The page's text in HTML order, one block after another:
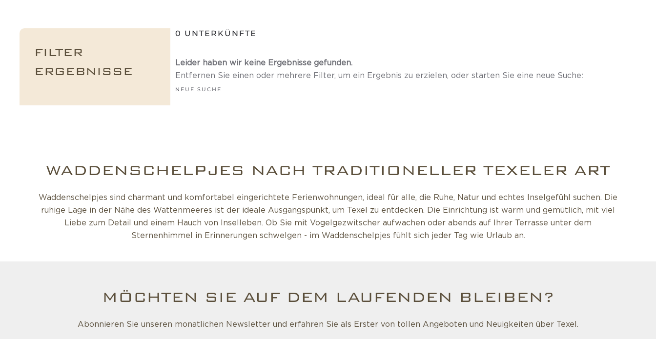
FILTER
ERGEBNISSE
0 UNTERKÜNFTE
Leider haben wir keine Ergebnisse gefunden.
Entfernen Sie einen oder mehrere Filter, um ein Ergebnis zu erzielen, oder starten Sie eine neue Suche:
NEUE SUCHE
WADDENSCHELPJES NACH TRADITIONELLER TEXELER ART
Waddenschelpjes sind charmant und komfortabel eingerichtete Ferienwohnungen, ideal für alle, die Ruhe, Natur und echtes Inselgefühl suchen. Die
ruhige Lage in der Nähe des Wattenmeeres ist der ideale Ausgangspunkt, um Texel zu entdecken. Die Einrichtung ist warm und gemütlich, mit viel
Liebe zum Detail und einem Hauch von Inselleben. Ob Sie mit Vogelgezwitscher aufwachen oder abends auf Ihrer Terrasse unter dem
Sternenhimmel in Erinnerungen schwelgen - im Waddenschelpjes fühlt sich jeder Tag wie Urlaub an.
MÖCHTEN SIE AUF DEM LAUFENDEN BLEIBEN?
Abonnieren Sie unseren monatlichen Newsletter und erfahren Sie als Erster von tollen Angeboten und Neuigkeiten über Texel.